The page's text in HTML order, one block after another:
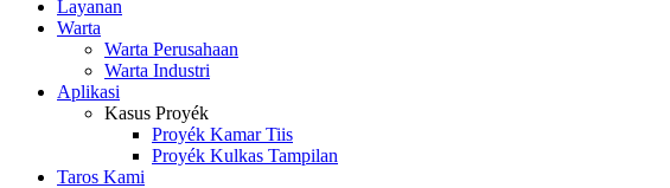
Layanan
Warta
Warta Perusahaan
Warta Industri
Aplikasi
Kasus Proyék
Proyék Kamar Tiis
Proyék Kulkas Tampilan
Taros Kami